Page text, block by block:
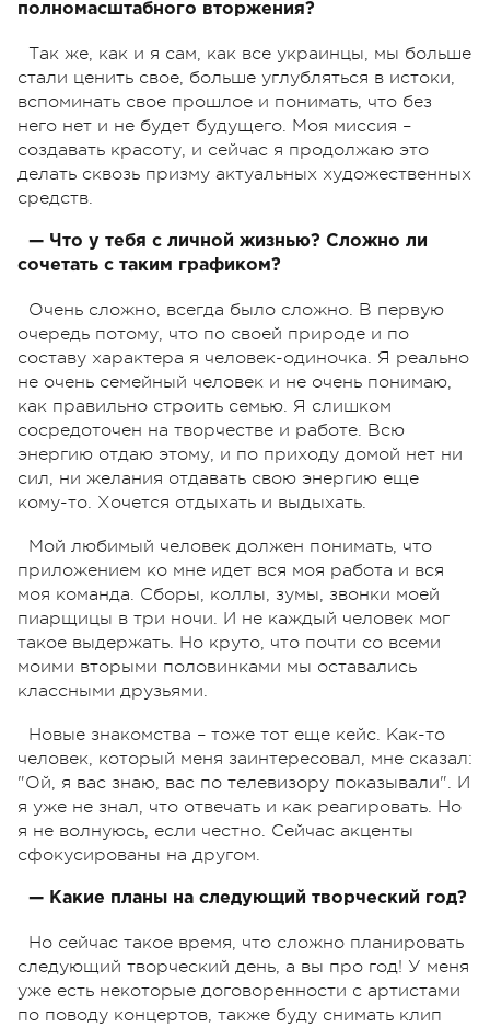
полномасштабного вторжения?
Так же, как и я сам, как все украинцы, мы больше
стали ценить свое, больше углубляться в истоки,
вспоминать свое прошлое и понимать, что без
него нет и не будет будущего. Моя миссия –
создавать красоту, и сейчас я продолжаю это
делать сквозь призму актуальных художественных
средств.
— Что у тебя с личной жизнью? Сложно ли
сочетать с таким графиком?
Очень сложно, всегда было сложно. В первую
очередь потому, что по своей природе и по
составу характера я человек-одиночка. Я реально
не очень семейный человек и не очень понимаю,
как правильно строить семью. Я слишком
сосредоточен на творчестве и работе. Всю
энергию отдаю этому, и по приходу домой нет ни
сил, ни желания отдавать свою энергию еще
кому-то. Хочется отдыхать и выдыхать.
Мой любимый человек должен понимать, что
приложением ко мне идет вся моя работа и вся
моя команда. Сборы, коллы, зумы, звонки моей
пиарщицы в три ночи. И не каждый человек мог
такое выдержать. Но круто, что почти со всеми
моими вторыми половинками мы оставались
классными друзьями.
Новые знакомства – тоже тот еще кейс. Как-то
человек, который меня заинтересовал, мне сказал:
"Ой, я вас знаю, вас по телевизору показывали". И
я уже не знал, что отвечать и как реагировать. Но
я не волнуюсь, если честно. Сейчас акценты
сфокусированы на другом.
— Какие планы на следующий творческий год?
Но сейчас такое время, что сложно планировать
следующий творческий день, а вы про год! У меня
уже есть некоторые договоренности с артистами
по поводу концертов, также буду снимать клип